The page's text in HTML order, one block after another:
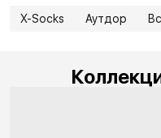
X-Socks Аутдор